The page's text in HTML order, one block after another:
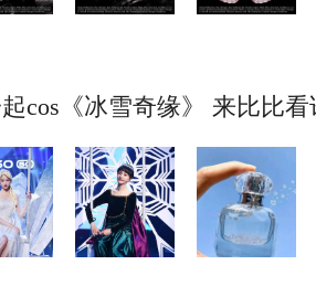
cos《冰雪奇缘》 来比比